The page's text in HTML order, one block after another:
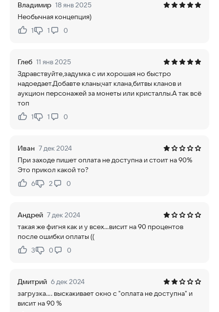
Владимир 18 янв 2025
Необычная концепция)
Нравится:
1Не нравится:
1 0
Глеб 11 янв 2025
Здравствуйте,задумка с ии хорошая но быстро
надоедает.Добавте кланы,чат клана,битвы кланов и
аукцион персонажей за монеты или кристаллы.А так всё
топ
Нравится:
1Не нравится:
1 0
Иван 7 дек 2024
При заходе пишет оплата не доступна и стоит на 90%
Это прикол какой то?
Нравится:
6Не нравится:
2 0
Андрей 7 дек 2024
такая же фигня как и у всех...висит на 90 процентов
после ошибки оплаты ((
Нравится:
3Не нравится:
0 0
Дмитрий 6 дек 2024
загрузка.... выскакивает окно с "оплата не доступна" и
висит на 90 %